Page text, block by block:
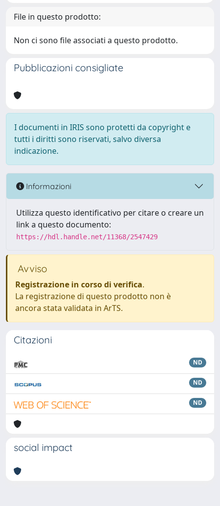
File in questo prodotto:
Non ci sono file associati a questo prodotto.
Pubblicazioni consigliate
I documenti in IRIS sono protetti da copyright e
tutti i diritti sono riservati, salvo diversa
indicazione.
Informazioni
Utilizza questo identificativo per citare o creare un
link a questo documento:
https://hdl.handle.net/11368/2547429
Avviso
Registrazione in corso di verifica.
La registrazione di questo prodotto non è
ancora stata validata in ArTS.
Citazioni
ND
ND
ND
social impact